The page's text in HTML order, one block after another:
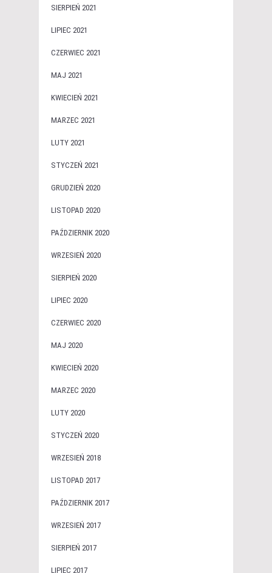
SIERPIEŃ 2021
LIPIEC 2021
CZERWIEC 2021
MAJ 2021
KWIECIEŃ 2021
MARZEC 2021
LUTY 2021
STYCZEŃ 2021
GRUDZIEŃ 2020
LISTOPAD 2020
PAŹDZIERNIK 2020
WRZESIEŃ 2020
SIERPIEŃ 2020
LIPIEC 2020
CZERWIEC 2020
MAJ 2020
KWIECIEŃ 2020
MARZEC 2020
LUTY 2020
STYCZEŃ 2020
WRZESIEŃ 2018
LISTOPAD 2017
PAŹDZIERNIK 2017
WRZESIEŃ 2017
SIERPIEŃ 2017
LIPIEC 2017